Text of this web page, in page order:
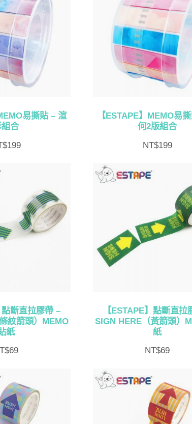
易撕貼 – 渲
合
199
【ESTAPE】MEMO易
何2版組合
NT$199
點斷直拉膠帶 –
紋箭頭）MEMO
紙
69
【ESTAPE】點斷直拉
SIGN HERE（黃箭頭）
紙
NT$69